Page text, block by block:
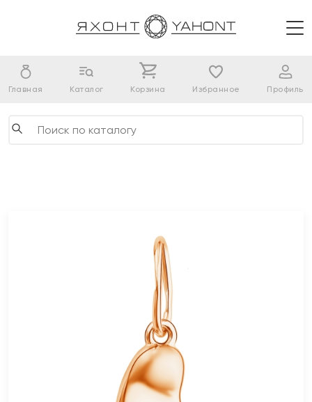
Главная Каталог Корзина Избранное Профиль